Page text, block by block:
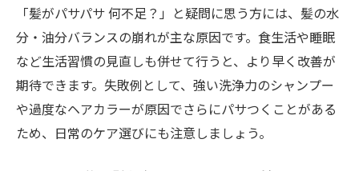
「髪がパサパサ 何不足？」と疑問に思う方には、髪の水
分・油分バランスの崩れが主な原因です。食生活や睡眠
など生活習慣の見直しも併せて行うと、より早く改善が
期待できます。失敗例として、強い洗浄力のシャンプー
や過度なヘアカラーが原因でさらにパサつくことがある
ため、日常のケア選びにも注意しましょう。